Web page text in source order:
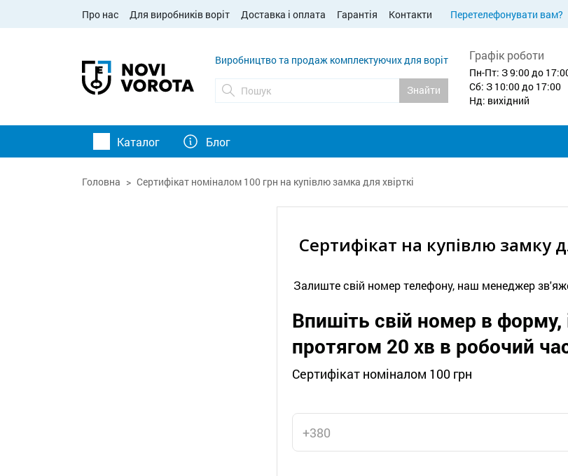
Про нас Для виробників воріт Доставка і оплата Гарантія Контакти Перетелефонувати вам?
Виробництво та продаж комплектуючих для воріт
Знайти
Графік роботи
Пн-Пт: З 9:00 до
Сб: З 10:00 до 17:00
Нд: вихідний
Каталог Блог
Головна Сертифікат номіналом 100 грн на купівлю замка для хвірткі
Сертифікат на купівлю замку
Залиште свій номер телефону, наш менеджер
Впишіть свій номер в
протягом 20 хв в робочий
Сертифікат номіналом 100 грн